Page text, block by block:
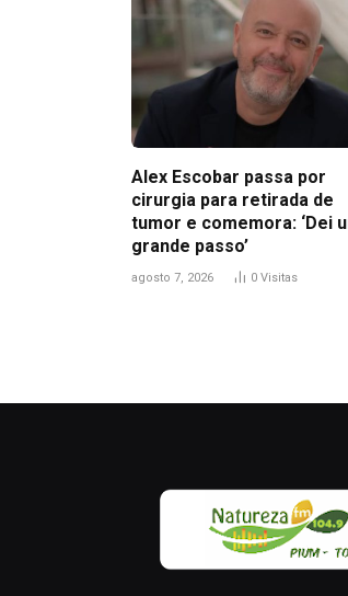
Alex Escobar passa por
cirurgia para retirada de
tumor e comemora: ‘Dei
grande passo’
agosto 7, 2026 0 Visitas